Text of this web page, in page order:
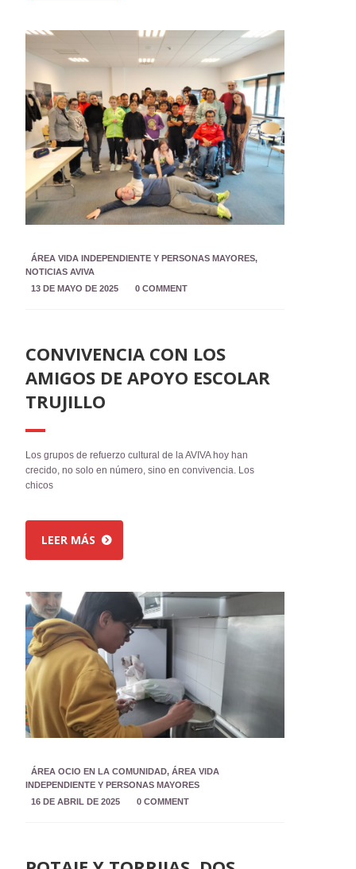
ÁREA VIDA INDEPENDIENTE Y PERSONAS MAYORES,
NOTICIAS AVIVA
13 DE MAYO DE 2025
0 COMMENT
CONVIVENCIA CON LOS
AMIGOS DE APOYO ESCOLAR
TRUJILLO
Los grupos de refuerzo cultural de la AVIVA hoy han
crecido, no solo en número, sino en convivencia. Los
chicos
LEER MÁS
ÁREA OCIO EN LA COMUNIDAD,ÁREA VIDA
INDEPENDIENTE Y PERSONAS MAYORES
16 DE ABRIL DE 2025
0 COMMENT